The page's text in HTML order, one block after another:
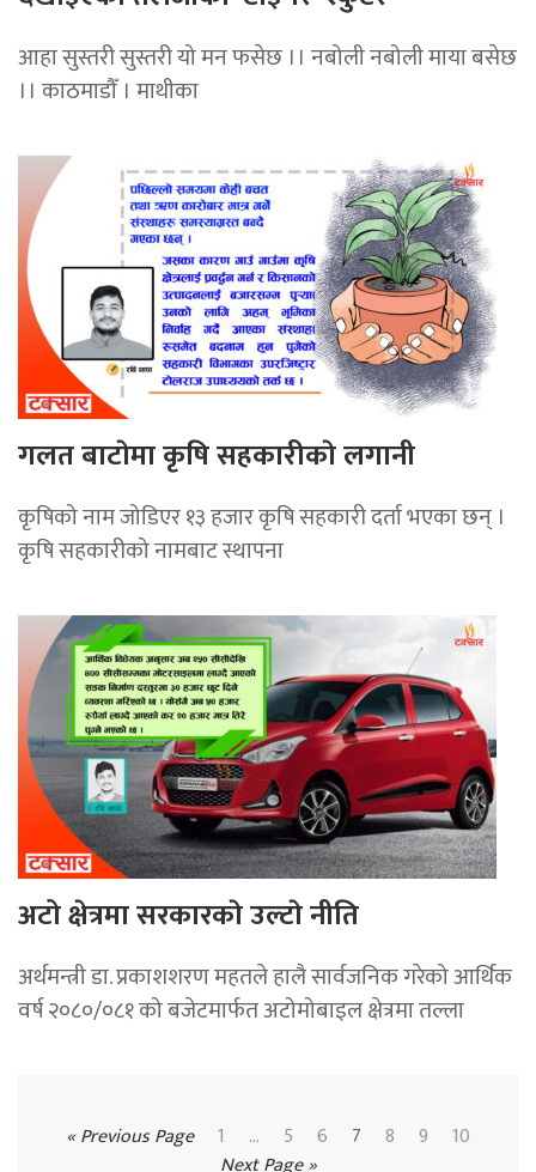
आहा सुस्तरी सुस्तरी यो मन फसेछ ।। नबोली नबोली माया बसेछ
।। काठमाडौँ । माथीका
गलत बाटाेमा कृषि सहकारीकाे लगानी
कृषिको नाम जोडिएर १३ हजार कृषि सहकारी दर्ता भएका छन् ।
कृषि सहकारीको नामबाट स्थापना
अटो क्षेत्रमा सरकारकाे उल्टाे नीति
अर्थमन्त्री डा. प्रकाशशरण महतले हालै सार्वजनिक गरेको आर्थिक
वर्ष २०८०/०८१ को बजेटमार्फत अटोमोबाइल क्षेत्रमा तल्ला
« Previous Page 1 … 5 6 7 8 9
10
Next Page »